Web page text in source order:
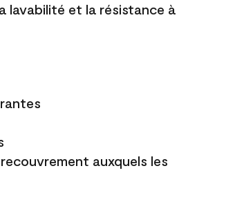
lavabilité et la résistance à
auxquels les